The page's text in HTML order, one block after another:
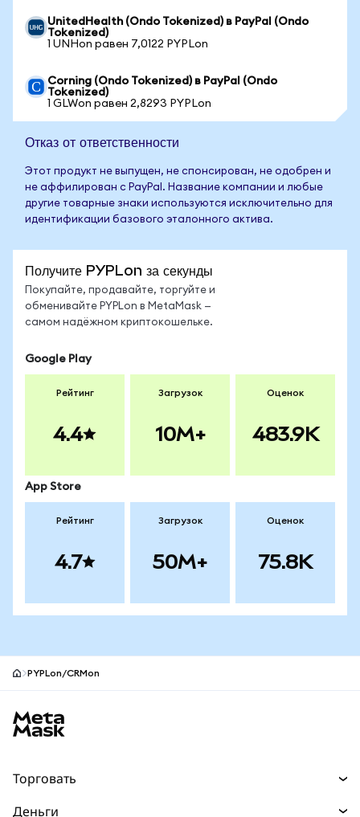
UnitedHealth (Ondo Tokenized) в PayPal (Ondo
Tokenized)
1 UNHon равен 7,0122 PYPLon
Corning (Ondo Tokenized) в PayPal (Ondo
Tokenized)
1 GLWon равен 2,8293 PYPLon
Отказ от ответственности
Этот продукт не выпущен, не спонсирован, не одобрен и
не аффилирован с PayPal. Название компании и любые
другие товарные знаки используются исключительно для
идентификации базового эталонного актива.
Получите PYPLon за секунды
Покупайте, продавайте, торгуйте и
обменивайте PYPLon в MetaMask —
самом надёжном криптокошельке.
Google Play
Рейтинг
4.4
Загрузок
10M+
Оценок
483.9K
App Store
Рейтинг
4.7
Загрузок
50M+
Оценок
75.8K
PYPLon/CRMon
Торговать
Деньги